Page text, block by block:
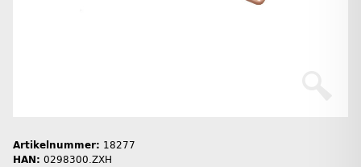
Artikelnummer: 18277
HAN: 0298300.ZXH